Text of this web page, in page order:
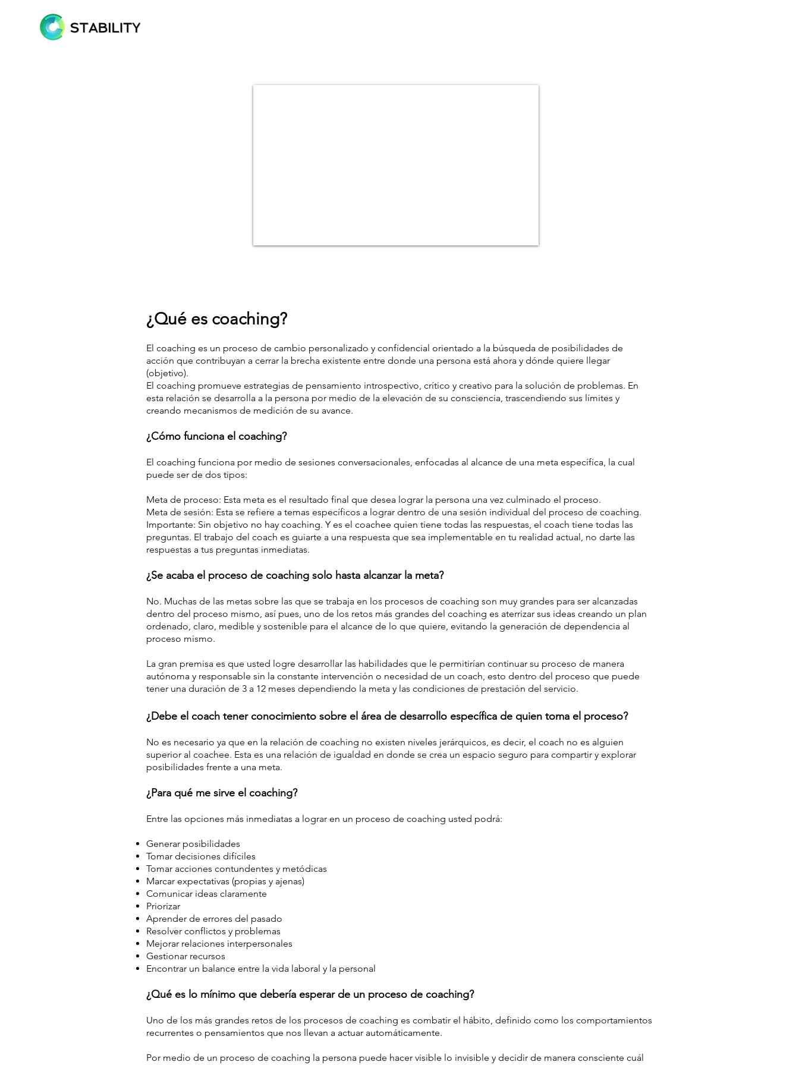
¿Qué es coaching?
El coaching es un proceso de cambio personalizado y confidencial orientado a la búsqueda de posibilidades de
acción que contribuyan a cerrar la brecha existente entre donde una persona está ahora y dónde quiere llegar
(objetivo).
El coaching promueve estrategias de pensamiento introspectivo, crítico y creativo para la solución de problemas. En
esta relación se desarrolla a la persona por medio de la elevación de su consciencia, trascendiendo sus límites y
creando mecanismos de medición de su avance.
¿Cómo funciona el coaching?
El coaching funciona por medio de sesiones conversacionales, enfocadas al alcance de una meta específica, la cual
puede ser de dos tipos:
Meta de proceso: Esta meta es el resultado final que desea lograr la persona una vez culminado el proceso.
Meta de sesión: Esta se refiere a temas específicos a lograr dentro de una sesión individual del proceso de coaching.
Importante: Sin objetivo no hay coaching. Y es el coachee quien tiene todas las respuestas, el coach tiene todas las
preguntas. El trabajo del coach es guiarte a una respuesta que sea implementable en tu realidad actual, no darte las
respuestas a tus preguntas inmediatas.
¿Se acaba el proceso de coaching solo hasta alcanzar la meta?
No. Muchas de las metas sobre las que se trabaja en los procesos de coaching son muy grandes para ser alcanzadas
dentro del proceso mismo, así pues, uno de los retos más grandes del coaching es aterrizar sus ideas creando un plan
ordenado, claro, medible y sostenible para el alcance de lo que quiere, evitando la generación de dependencia al
proceso mismo.
La gran premisa es que usted logre desarrollar las habilidades que le permitirían continuar su proceso de manera
autónoma y responsable sin la constante intervención o necesidad de un coach, esto dentro del proceso que puede
tener una duración de 3 a 12 meses dependiendo la meta y las condiciones de prestación del servicio.
¿Debe el coach tener conocimiento sobre el área de desarrollo específica de quien toma el proceso?
No es necesario ya que en la relación de coaching no existen niveles jerárquicos, es decir, el coach no es alguien
superior al coachee. Esta es una relación de igualdad en donde se crea un espacio seguro para compartir y explorar
posibilidades frente a una meta.
¿Para qué me sirve el coaching?
Entre las opciones más inmediatas a lograr en un proceso de coaching usted podrá:
Generar posibilidades
Tomar decisiones difíciles
Tomar acciones contundentes y metódicas
Marcar expectativas (propias y ajenas)
Comunicar ideas claramente
Priorizar
Aprender de errores del pasado
Resolver conflictos y problemas
Mejorar relaciones interpersonales
Gestionar recursos
Encontrar un balance entre la vida laboral y la personal
¿Qué es lo mínimo que debería esperar de un proceso de coaching?
Uno de los más grandes retos de los procesos de coaching es combatir el hábito, definido como los comportamientos
recurrentes o pensamientos que nos llevan a actuar automáticamente.
Por medio de un proceso de coaching la persona puede hacer visible lo invisible y decidir de manera consciente cuál